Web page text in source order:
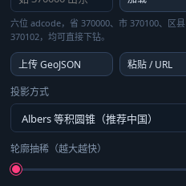
六位 adcode，省 370000、市 370100、区县
370102，均可直接下钻。
上传 GeoJSON
粘贴 / URL
投影方式
轮廓抽稀（越大越快）